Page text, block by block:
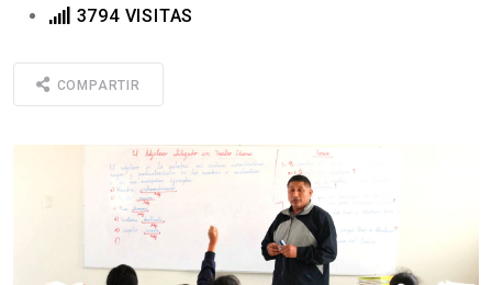
3794 VISITAS
COMPARTIR